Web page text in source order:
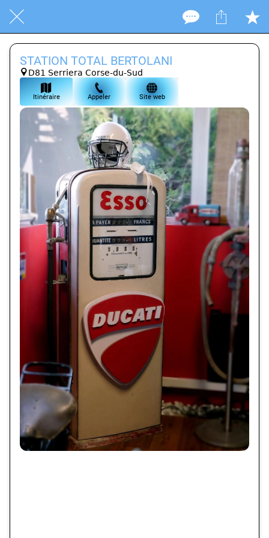
STATION TOTAL BERTOLANI
D81 Serriera Corse-du-Sud
Itinéraire Appeler Site web